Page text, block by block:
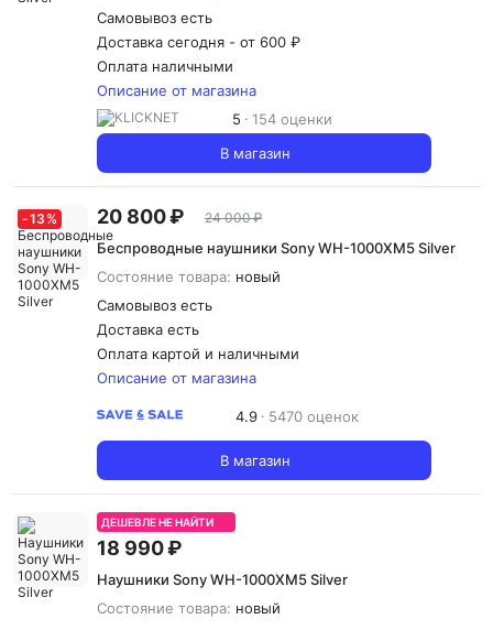
Самовывоз есть
Доставка сегодня - от 600 ₽
Оплата наличными
Описание от магазина
5
154 оценки
В магазин
-13 % 20 800 ₽ 24 000 ₽
Беспроводные наушники Sony WH-1000XM5 Silver
Состояние товара: новый
Самовывоз есть
Доставка есть
Оплата картой и наличными
Описание от магазина
4.9 5470 оценок
В магазин
ДЕШЕВЛЕ НЕ НАЙТИ
18 990 ₽
Наушники Sony WH-1000XM5 Silver
Состояние товара: новый